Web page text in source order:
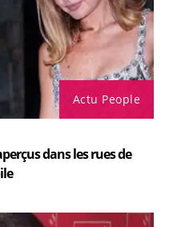
Actu People
dans les rues de